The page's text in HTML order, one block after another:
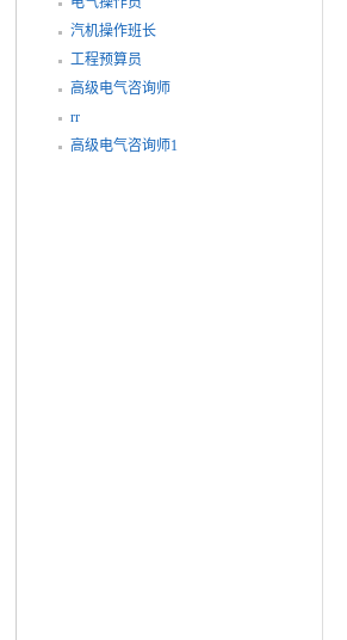
汽机操作班长
工程预算员
高级电气咨询师
rr
高级电气咨询师1